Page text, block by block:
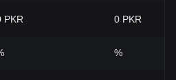
PKR 0 PKR
%